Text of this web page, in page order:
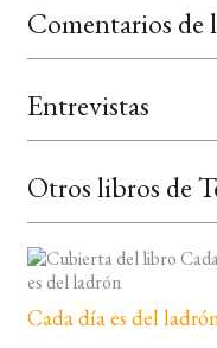
Comentarios de
Entrevistas
Otros libros de
Cada día es del